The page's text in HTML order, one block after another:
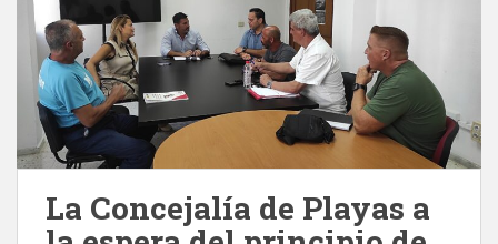
La Concejalía de Playas a